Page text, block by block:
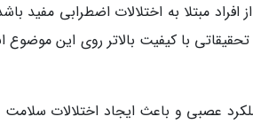
مبتلا به اختلالات اضطرابی مفید
با کیفیت بالاتر روی این موضوع
عصبی و باعث ایجاد اختلالات سلامت